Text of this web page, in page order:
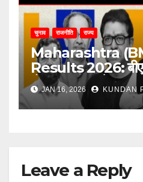
चुनाव राजनीति राज्य
Maharashtra
Results 2026:
होगा BJP का मेयर,
मानुष’ वाला दांव फेल..
JAN 16, 2026 KUNDAN
Leave a Reply